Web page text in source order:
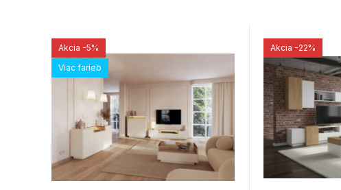
Akcia -5%
Viac farieb
Akcia -22%